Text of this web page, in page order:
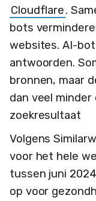
Cloudflare.
bots
websites. AI-
antwoorden.
bronnen, maar
dan veel minder
zoekresultaat
Volgens
voor het hele
tussen juni
op voor